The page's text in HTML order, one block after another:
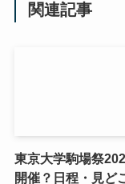
関連記事
東京大学駒場祭
開催？日程・見ど